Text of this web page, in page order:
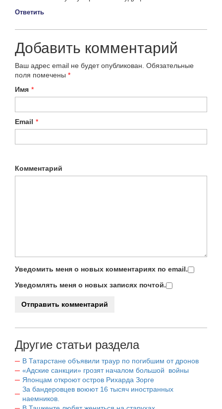
Ответить
Добавить комментарий
Ваш адрес email не будет опубликован. Обязательные
поля помечены *
Имя *
Email *
Комментарий
Уведомить меня о новых комментариях по email.
Уведомлять меня о новых записях почтой.
Другие статьи раздела
В Татарстане объявили траур по погибшим от дронов
«Адские санкции» грозят началом большой войны
Японцам откроют остров Рихарда Зорге
За бандеровцев воюют 16 тысяч иностранных
наемников.